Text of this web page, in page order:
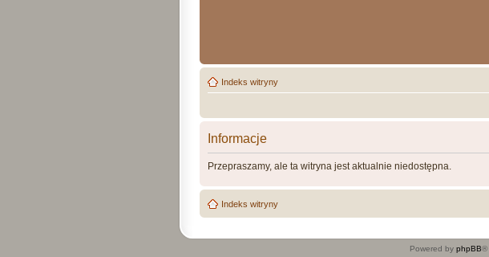
Indeks witryny
Informacje
Przepraszamy, ale ta witryna jest aktualnie niedostępna.
Indeks witryny
Powered by phpBB®